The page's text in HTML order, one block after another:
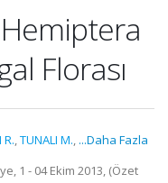
Florası
R.,TUNALI M., ...Daha Fazla
1 - 04 Ekim 2013, (Özet